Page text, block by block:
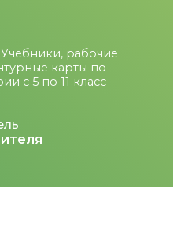
Учебники, рабочие
карты по
с 5 по 11 класс